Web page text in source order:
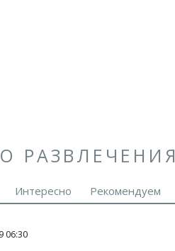
Интересно Рекомендуем
06:30